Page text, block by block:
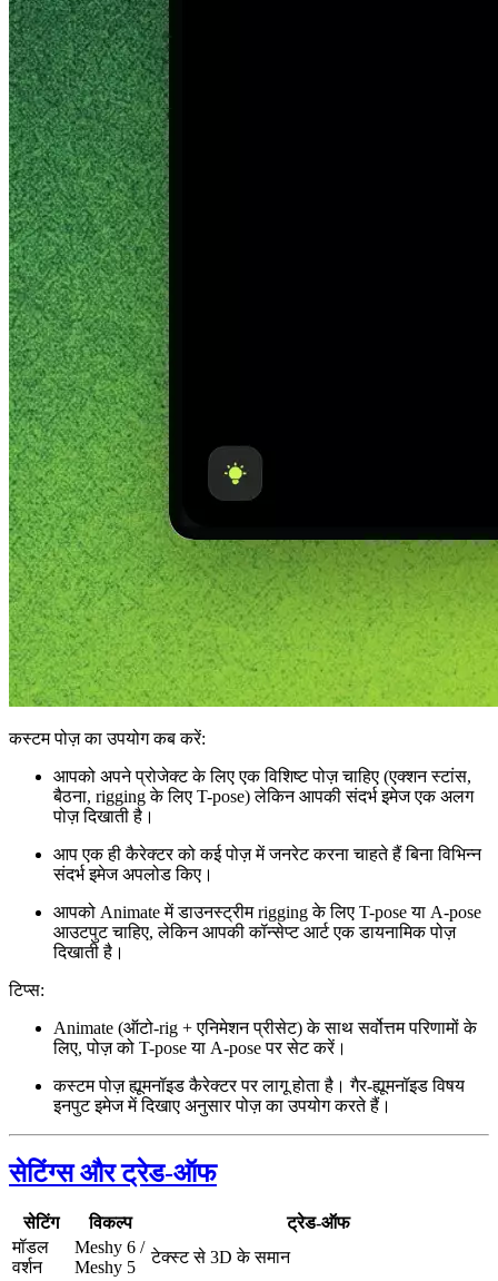
कस्टम पोज़ का उपयोग कब करें:
आपको अपने प्रोजेक्ट के लिए एक विशिष्ट पोज़ चाहिए (एक्शन स्टांस,
बैठना, rigging के लिए T-pose) लेकिन आपकी संदर्भ इमेज एक अलग
पोज़ दिखाती है।
आप एक ही कैरेक्टर को कई पोज़ में जनरेट करना चाहते हैं बिना विभिन्न
संदर्भ इमेज अपलोड किए।
आपको Animate में डाउनस्ट्रीम rigging के लिए T-pose या A-pose
आउटपुट चाहिए, लेकिन आपकी कॉन्सेप्ट आर्ट एक डायनामिक पोज़
दिखाती है।
टिप्स:
Animate (ऑटो-rig + एनिमेशन प्रीसेट) के साथ सर्वोत्तम परिणामों के
लिए, पोज़ को T-pose या A-pose पर सेट करें।
कस्टम पोज़ ह्यूमनॉइड कैरेक्टर पर लागू होता है। गैर-ह्यूमनॉइड विषय
इनपुट इमेज में दिखाए अनुसार पोज़ का उपयोग करते हैं।
सेटिंग्स और ट्रेड-ऑफ
सेटिंग विकल्प
ट्रेड-ऑफ
मॉडल
वर्शन
Meshy 6 /
Meshy 5
टेक्स्ट से 3D के समान